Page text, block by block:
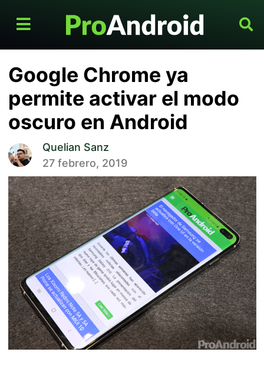
Google Chrome ya
permite activar el modo
oscuro en Android
Quelian Sanz
27 febrero, 2019